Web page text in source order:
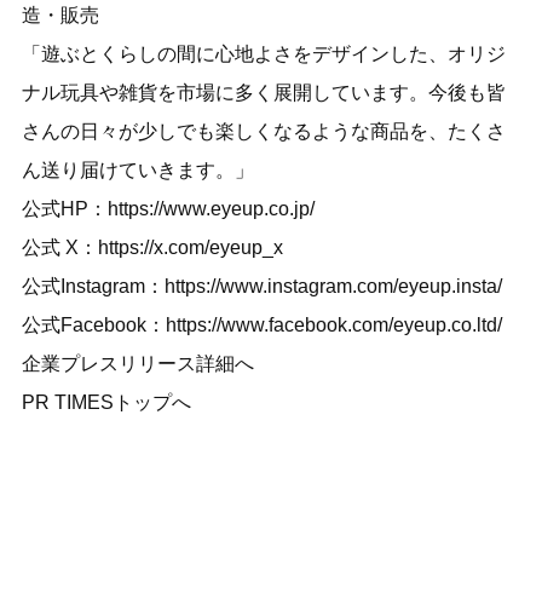
造・販売
「遊ぶとくらしの間に心地よさをデザインした、オリジ
ナル玩具や雑貨を市場に多く展開しています。今後も皆
さんの日々が少しでも楽しくなるような商品を、たくさ
ん送り届けていきます。」
公式HP： https://www.eyeup.co.jp/
公式 X： https://x.com/eyeup_x
公式Instagram： https://www.instagram.com/eyeup.insta/
公式Facebook： https://www.facebook.com/eyeup.co.ltd/
企業プレスリリース詳細へ
PR TIMESトップへ